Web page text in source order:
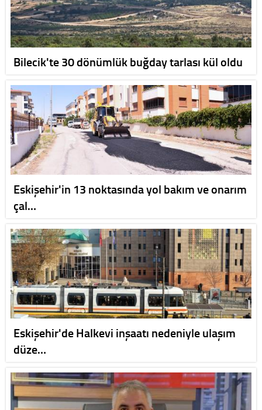
Bilecik'te 30 dönümlük buğday tarlası kül oldu
Eskişehir'in 13 noktasında yol bakım ve onarım
çal…
Eskişehir'de Halkevi inşaatı nedeniyle ulaşım
düze…